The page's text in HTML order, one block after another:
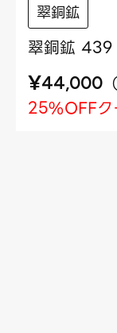
翠銅鉱
翠銅鉱
¥44,000 （
25%OFFク